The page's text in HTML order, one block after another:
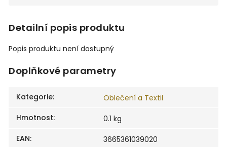
Detailní popis produktu
Popis produktu není dostupný
Doplňkové parametry
Kategorie:
Oblečení a Textil
Hmotnost:
0.1 kg
EAN: 3665361039020